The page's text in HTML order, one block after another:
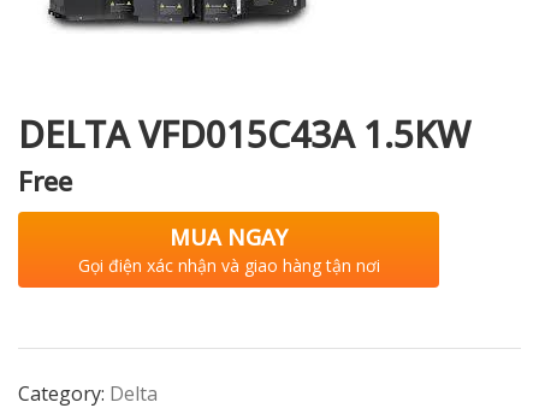
DELTA VFD015C43A 1.5KW
Free
MUA NGAY
Gọi điện xác nhận và giao hàng tận nơi
Category: Delta
XNK